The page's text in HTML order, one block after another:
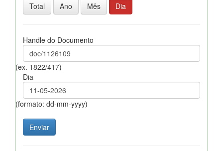
Total
Ano Mês Dia
Handle do Documento
(ex. 1822/417)
Dia
(formato: dd-mm-yyyy)